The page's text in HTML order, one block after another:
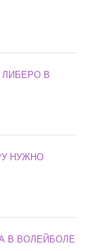
В
НУЖНО
В ВОЛЕЙБОЛЕ